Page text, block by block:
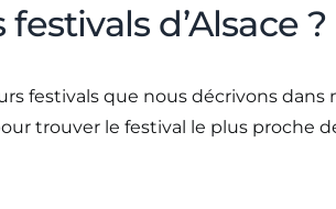
d’Alsace ?
festivals que nous décrivons dans
trouver le festival le plus proche